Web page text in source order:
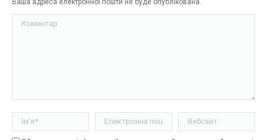
Ваша адреса електронної пошти не буде опублікована.
Коментар
Ім'я * Електронна пошта * Вебсайт